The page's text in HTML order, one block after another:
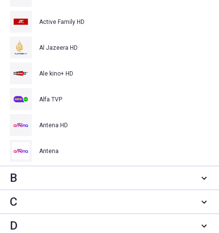
Active Family HD
Al Jazeera HD
Ale kino+ HD
Alfa TVP
Antena HD
Antena
B
C
D